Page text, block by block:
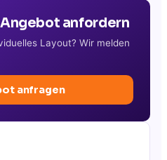
anfordern
Layout? Wir melden
anfragen